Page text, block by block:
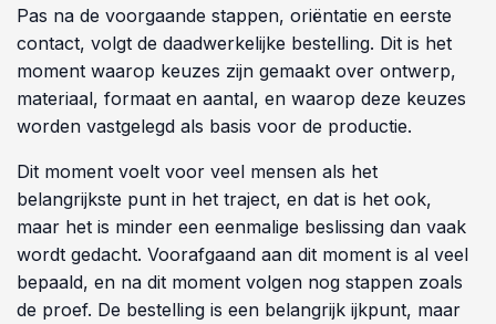
Pas na de voorgaande stappen, oriëntatie en eerste
contact, volgt de daadwerkelijke bestelling. Dit is het
moment waarop keuzes zijn gemaakt over ontwerp,
materiaal, formaat en aantal, en waarop deze keuzes
worden vastgelegd als basis voor de productie.
Dit moment voelt voor veel mensen als het
belangrijkste punt in het traject, en dat is het ook,
maar het is minder een eenmalige beslissing dan vaak
wordt gedacht. Voorafgaand aan dit moment is al veel
bepaald, en na dit moment volgen nog stappen zoals
de proef. De bestelling is een belangrijk ijkpunt, maar